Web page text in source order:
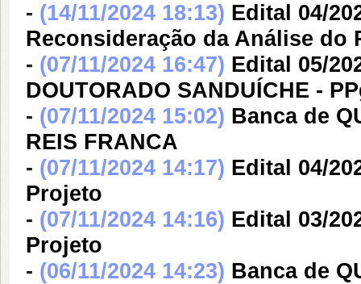
- (14/11/2024 18:13) Edital 04/
Reconsideração da Análise do
- (07/11/2024 16:47) Edital 05/
DOUTORADO SANDUÍCHE -
- (07/11/2024 15:02) Banca de
REIS FRANCA
- (07/11/2024 14:17) Edital 04/
Projeto
- (07/11/2024 14:16) Edital 03/
Projeto
- (06/11/2024 14:23) Banca de